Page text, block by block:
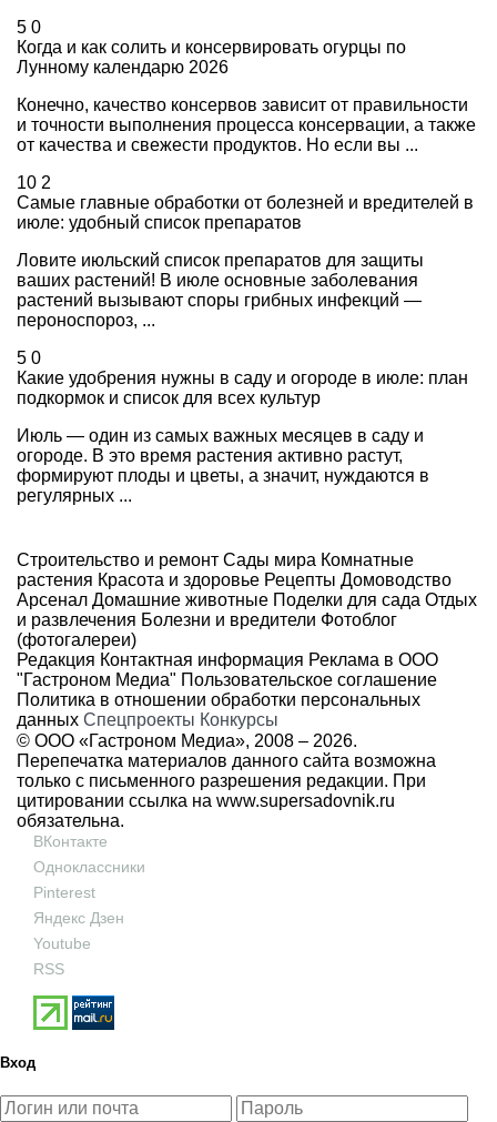
5 0
Когда и как солить и консервировать огурцы по
Лунному календарю 2026
Конечно, качество консервов зависит от правильности
и точности выполнения процесса консервации, а также
от качества и свежести продуктов. Но если вы ...
10 2
Самые главные обработки от болезней и вредителей в
июле: удобный список препаратов
Ловите июльский список препаратов для защиты
ваших растений! В июле основные заболевания
растений вызывают споры грибных инфекций —
пероноспороз, ...
5 0
Какие удобрения нужны в саду и огороде в июле: план
подкормок и список для всех культур
Июль — один из самых важных месяцев в саду и
огороде. В это время растения активно растут,
формируют плоды и цветы, а значит, нуждаются в
регулярных ...
Строительство и ремонт Сады мира Комнатные
растения Красота и здоровье Рецепты Домоводство
Арсенал Домашние животные Поделки для сада Отдых
и развлечения Болезни и вредители Фотоблог
(фотогалереи)
Редакция Контактная информация Реклама в ООО
"Гастроном Медиа" Пользовательское соглашение
Политика в отношении обработки персональных
данных Спецпроекты Конкурсы
© ООО «Гастроном Медиа», 2008 – 2026.
Перепечатка материалов данного сайта возможна
только с письменного разрешения редакции. При
цитировании ссылка на www.supersadovnik.ru
обязательна.
ВКонтакте
Одноклассники
Pinterest
Яндекс Дзен
Youtube
RSS
Вход